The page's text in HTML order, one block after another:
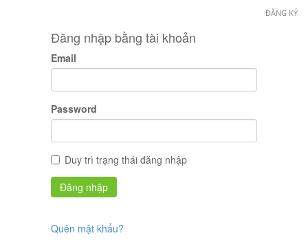
ĐĂNG KÝ
Đăng nhập bằng tài khoản
Email
Password
Duy trì trạng thái đăng nhập
Quên mật khẩu?